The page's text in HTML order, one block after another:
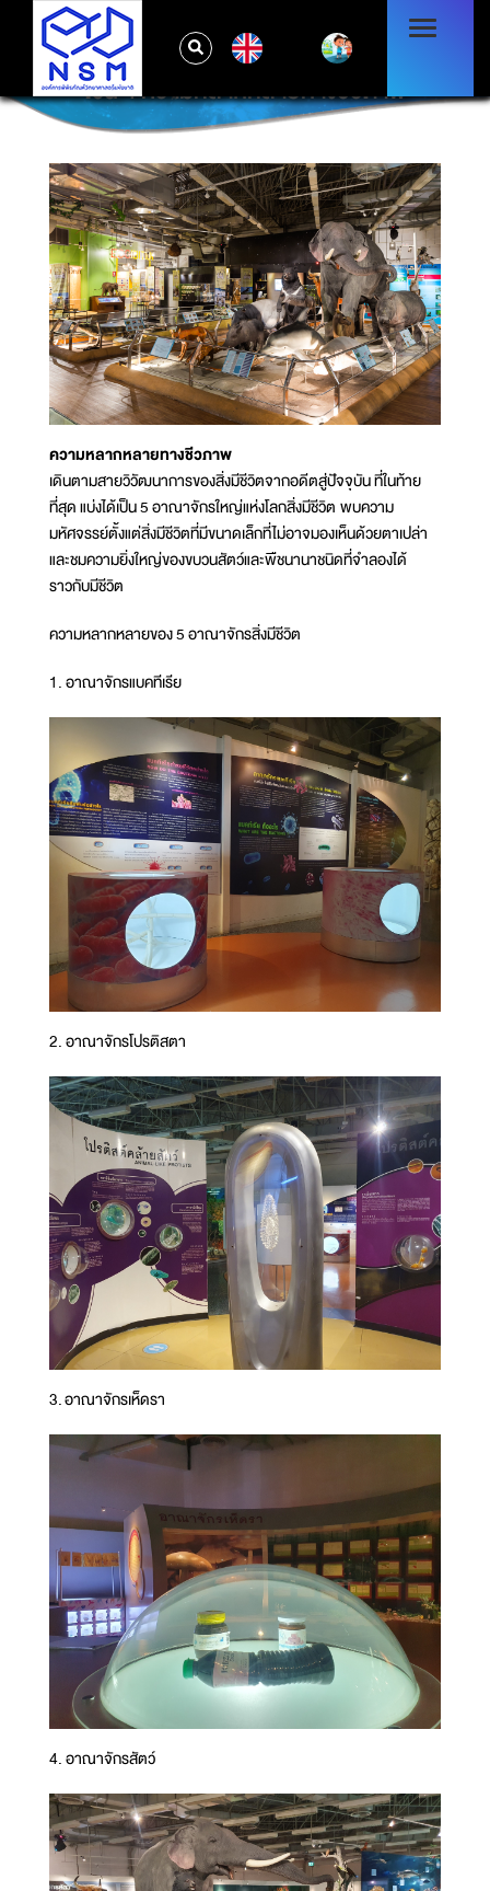
โซน 4 ความหลากหลายทางชีวภาพ
ความหลากหลายทางชีวภาพ
เดินตามสายวิวัฒนาการของสิ่งมีชีวิตจากอดีตสู่ปัจจุบัน ที่ในท้าย
ที่สุด แบ่งได้เป็น 5 อาณาจักรใหญ่แห่งโลกสิ่งมีชีวิต พบความ
มหัศจรรย์ตั้งแต่สิ่งมีชีวิตที่มีขนาดเล็กที่ไม่อาจมองเห็นด้วยตาเปล่า
และชมความยิ่งใหญ่ของขบวนสัตว์และพืชนานาชนิดที่จำลองได้
ราวกับมีชีวิต
ความหลากหลายของ 5 อาณาจักรสิ่งมีชีวิต
1. อาณาจักรแบคทีเรีย
2. อาณาจักรโปรติสตา
3. อาณาจักรเห็ดรา
4. อาณาจักรสัตว์